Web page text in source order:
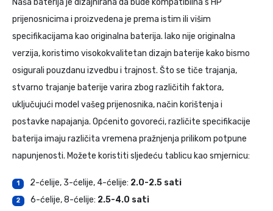
Naša baterija je dizajnirana da bude kompatibilna s HP
prijenosnicima i proizvedena je prema istim ili višim
specifikacijama kao originalna baterija. Iako nije originalna
verzija, koristimo visokokvalitetan dizajn baterije kako bismo
osigurali pouzdanu izvedbu i trajnost. Što se tiče trajanja,
stvarno trajanje baterije varira zbog različitih faktora,
uključujući model vašeg prijenosnika, način korištenja i
postavke napajanja. Općenito govoreći, različite specifikacije
baterija imaju različita vremena pražnjenja prilikom potpune
napunjenosti. Možete koristiti sljedeću tablicu kao smjernicu:
1 2-ćelije, 3-ćelije, 4-ćelije: 2.0-2.5 sati
2 6-ćelije, 8-ćelije: 2.5-4.0 sati